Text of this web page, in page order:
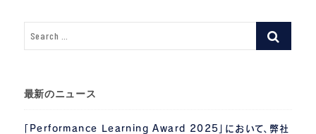
ー
シ
ン
最新のニュース
「Performance Learning Award 2025」において、弊社